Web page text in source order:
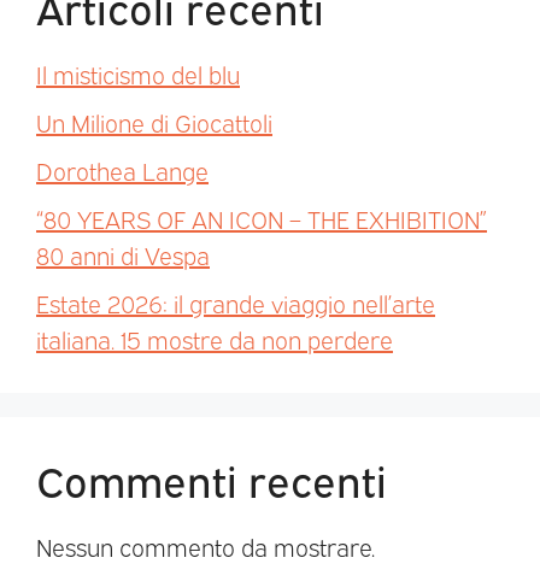
Il misticismo del blu
Un Milione di Giocattoli
Dorothea Lange
“80 YEARS OF AN ICON – THE EXHIBITION”
80 anni di Vespa
Estate 2026: il grande viaggio nell’arte
italiana. 15 mostre da non perdere
Commenti recenti
Nessun commento da mostrare.